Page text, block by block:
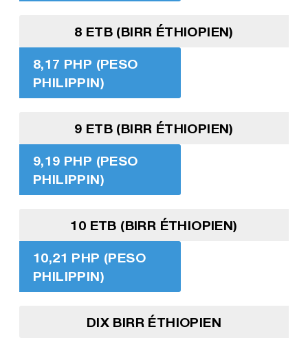
8 ETB (BIRR ÉTHIOPIEN)
8,17 PHP (PESO
PHILIPPIN)
9 ETB (BIRR ÉTHIOPIEN)
9,19 PHP (PESO
PHILIPPIN)
10 ETB (BIRR ÉTHIOPIEN)
10,21 PHP (PESO
PHILIPPIN)
DIX BIRR ÉTHIOPIEN